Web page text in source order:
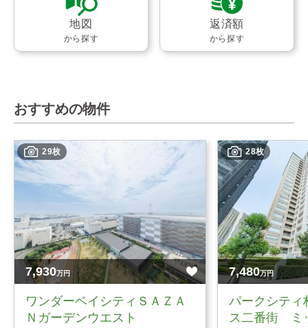
地図
から探す
返済額
から探す
おすすめの物件
29枚
7,930万円
ワンダーベイシティＳＡＺＡ
Ｎガーデンウエスト
28枚
7,480万円
パークシティ
ス二番街 ミ